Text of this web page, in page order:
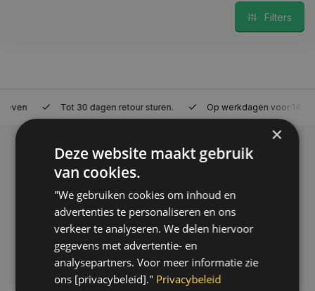
Filters
Tot 30 dagen retour sturen. Op werkdagen voor 14.00 uur
Klantenservice
Veelgestelde vragen
06-39119169
info@autoklusser.nl
×
Deze website maakt gebruik
van cookies.
"We gebruiken cookies om inhoud en
advertenties te personaliseren en ons
verkeer te analyseren. We delen hiervoor
gegevens met advertentie- en
analysepartners. Voor meer informatie zie
ons [privacybeleid]." Privacybeleid